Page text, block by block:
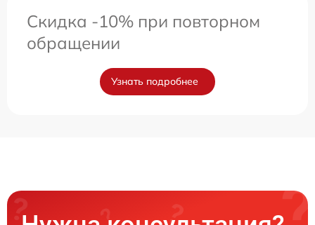
Скидка -10% при повторном
обращении
Узнать подробнее